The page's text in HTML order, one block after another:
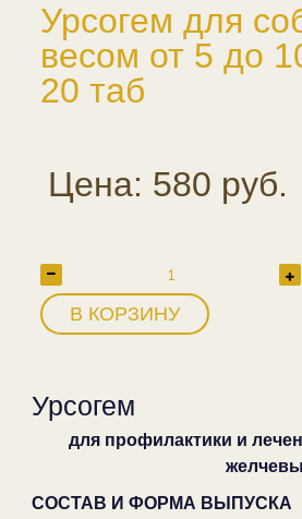
Урсогем для
весом от 5 до
20 таб
Цена: 580 руб.
В КОРЗИНУ
Урсогем
для профилактики и
СОСТАВ И ФОРМА ВЫПУСКА